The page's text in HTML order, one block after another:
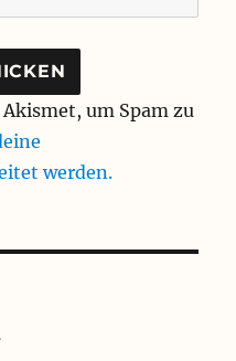
um Spam zu
werden.